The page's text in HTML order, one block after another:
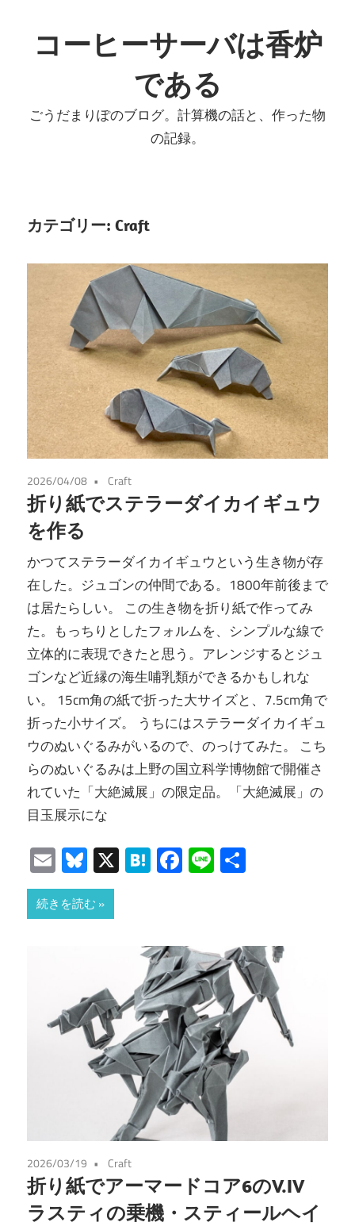
ン
テ
へ
プ
コーヒーサーバは香炉
である
ごうだまりぽのブログ。計算機の話と、作った物
の記録。
カテゴリー: Craft
2026/04/08 Craft
折り紙でステラーダイカイギュウ
を作る
かつてステラーダイカイギュウという生き物が存
在した。ジュゴンの仲間である。1800年前後まで
は居たらしい。 この生き物を折り紙で作ってみ
た。もっちりとしたフォルムを、シンプルな線で
立体的に表現できたと思う。アレンジするとジュ
ゴンなど近縁の海生哺乳類ができるかもしれな
い。 15cm角の紙で折った大サイズと、7.5cm角で
折った小サイズ。 うちにはステラーダイカイギュ
ウのぬいぐるみがいるので、のっけてみた。 こち
らのぬいぐるみは上野の国立科学博物館で開催さ
れていた「大絶滅展」の限定品。「大絶滅展」の
目玉展示にな
EmailBluesky
X Hatena
Facebook
Line
続きを読む
2026/03/19 Craft
折り紙でアーマードコア6のV.IV
ラスティの乗機・スティールヘイ